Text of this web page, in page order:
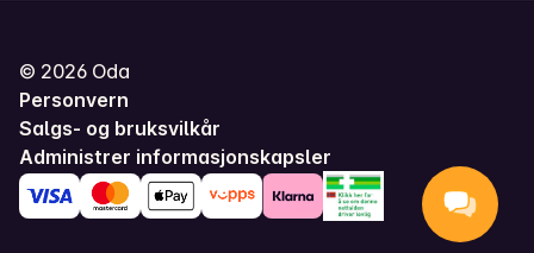
© 2026 Oda
Personvern
Salgs- og bruksvilkår
Administrer informasjonskapsler